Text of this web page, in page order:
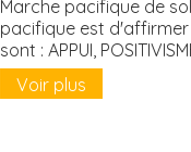
Marche pacifique de
pacifique est d'affirmer
sont : APPUI,
Voir plus